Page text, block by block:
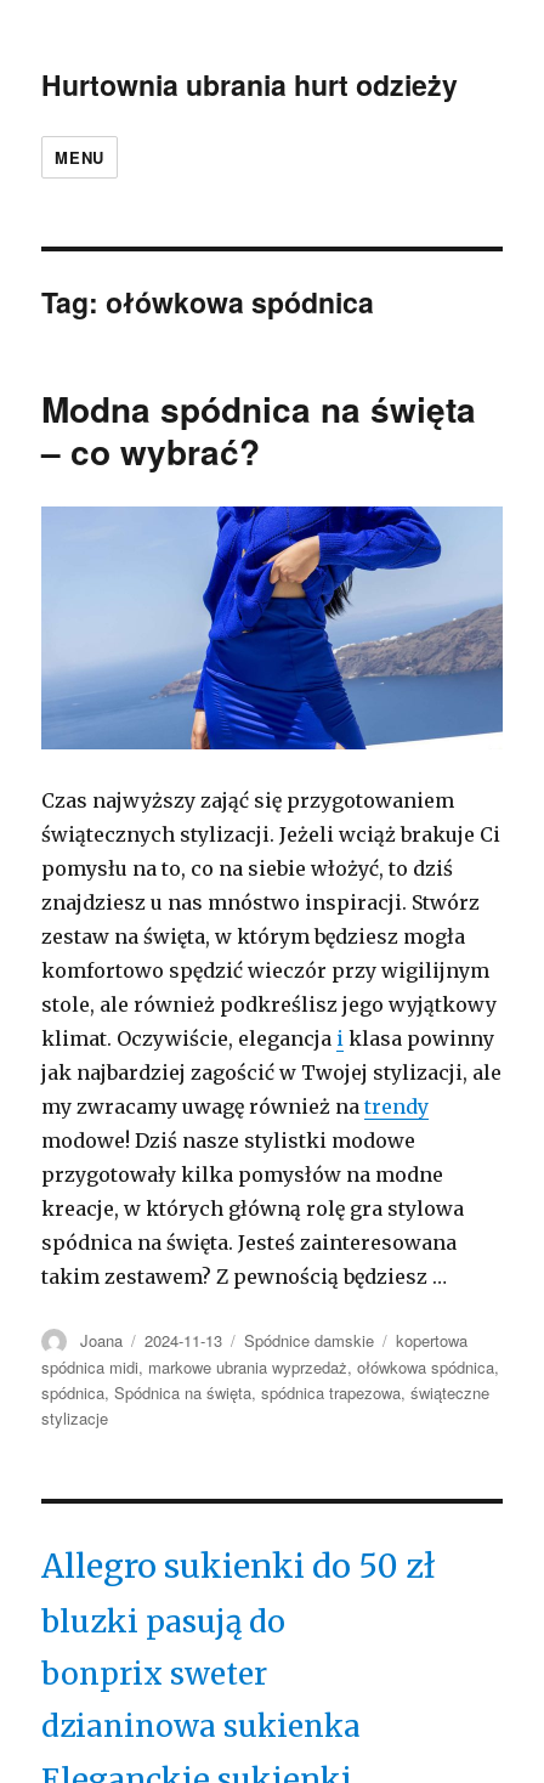
Hurtownia ubrania hurt odzieży
MENU
Tag:ołówkowa spódnica
Modna spódnica na święta
– co wybrać?
Czas najwyższy zająć się przygotowaniem
świątecznych stylizacji. Jeżeli wciąż brakuje Ci
pomysłu na to, co na siebie włożyć, to dziś
znajdziesz u nas mnóstwo inspiracji. Stwórz
zestaw na święta, w którym będziesz mogła
komfortowo spędzić wieczór przy wigilijnym
stole, ale również podkreślisz jego wyjątkowy
klimat. Oczywiście, elegancja i klasa powinny
jak najbardziej zagościć w Twojej stylizacji, ale
my zwracamy uwagę również natrendy
modowe! Dziś nasze stylistki modowe
przygotowały kilka pomysłów na modne
kreacje, w których główną rolę gra stylowa
spódnica na święta. Jesteś zainteresowana
takim zestawem? Z pewnością będziesz …
Autor
Joana Opublikowano
2024-11-13 Kategorie
Spódnice damskie Tagi
kopertowa
spódnica midi, markowe ubrania wyprzedaż,ołówkowa spódnica,
spódnica,Spódnica na święta,spódnica trapezowa,świąteczne
stylizacje
Allegro sukienki do 50 zł
bluzki pasują do
bonprix sweter
dzianinowa sukienka